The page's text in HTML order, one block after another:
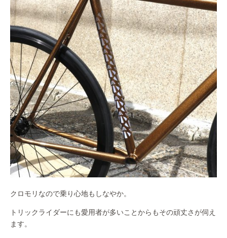
クロモリなので乗り心地もしなやか。
トリックライダーにも愛用者が多いことからもその頑丈さが伺え
ます。